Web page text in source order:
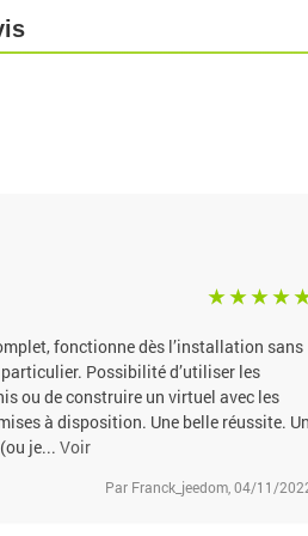
fonctionne dès l’installation sans
Possibilité d’utiliser les
ou de construire un virtuel avec les
à disposition. Une belle réussite.
je... Voir
Par Franck_jeedom, 04/11/